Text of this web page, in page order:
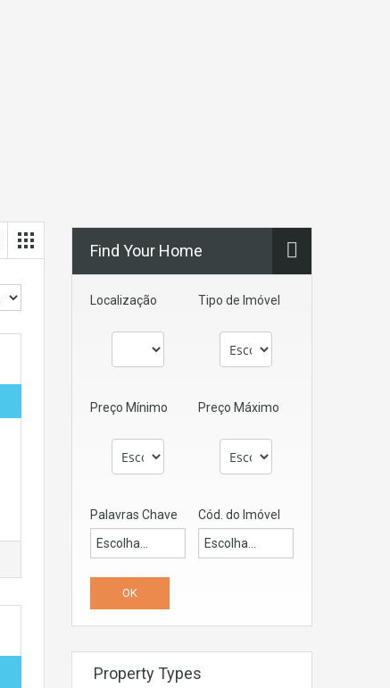
Find Your Home
Localização Tipo de Imóvel
Preço Mínimo Preço Máximo
Palavras Chave Cód. do Imóvel
Property Types